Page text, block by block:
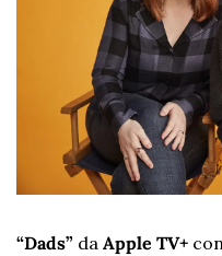
“Dads” da Apple TV+